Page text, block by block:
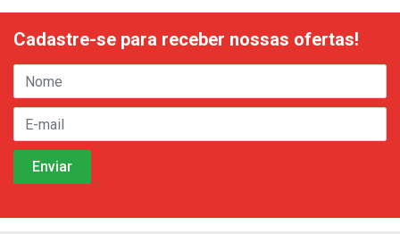
Cadastre-se para receber nossas ofertas!